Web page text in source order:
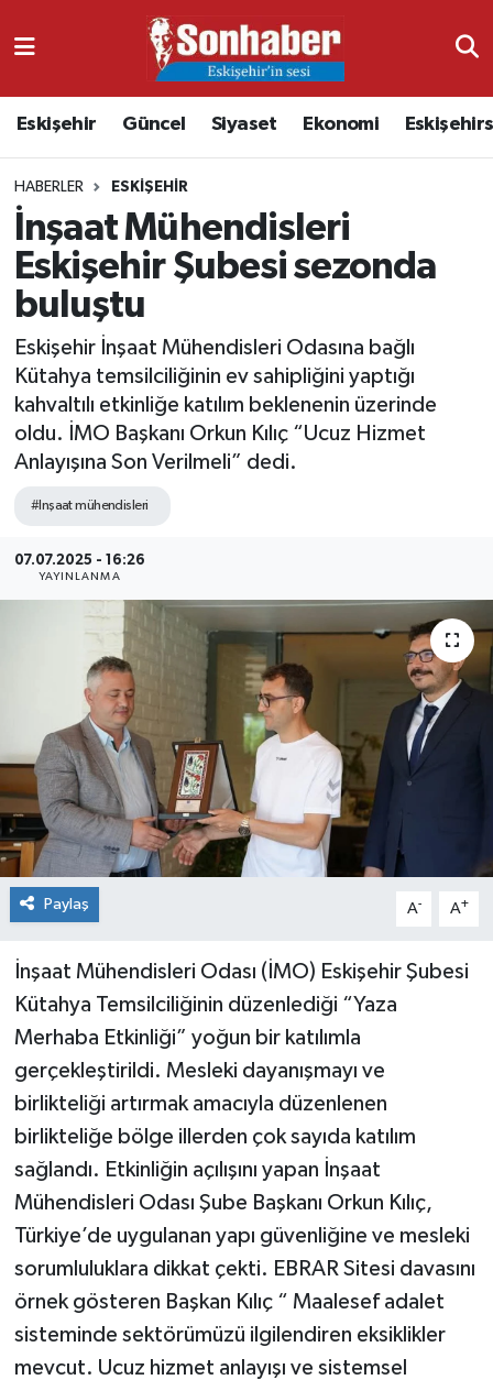
Eskişehir Güncel Siyaset Ekonomi
HABERLER ESKIŞEHIR
İnşaat Mühendisleri
Eskişehir Şubesi sezonda
buluştu
Eskişehir İnşaat Mühendisleri Odasına bağlı
Kütahya temsilciliğinin ev sahipliğini yaptığı
kahvaltılı etkinliğe katılım beklenenin üzerinde
oldu. İMO Başkanı Orkun Kılıç “Ucuz Hizmet
Anlayışına Son Verilmeli” dedi.
#Inşaat mühendisleri
07.07.2025 - 16:26
YAYINLANMA
Paylaş A- A+
İnşaat Mühendisleri Odası (İMO) Eskişehir Şubesi
Kütahya Temsilciliğinin düzenlediği “Yaza
Merhaba Etkinliği” yoğun bir katılımla
gerçekleştirildi. Mesleki dayanışmayı ve
birlikteliği artırmak amacıyla düzenlenen
birlikteliğe bölge illerden çok sayıda katılım
sağlandı. Etkinliğin açılışını yapan İnşaat
Mühendisleri Odası Şube Başkanı Orkun Kılıç,
Türkiye’de uygulanan yapı güvenliğine ve mesleki
sorumluluklara dikkat çekti. EBRAR Sitesi davasını
örnek gösteren Başkan Kılıç “ Maalesef adalet
sisteminde sektörümüzü ilgilendiren eksiklikler
mevcut. Ucuz hizmet anlayışı ve sistemsel
Ekonomi
Güncel
Kültür & Sanat
Magazin
Resmi İlanlar
Sağlık
Nöbetçi Eczaneler
Namaz Vakitleri
Trafik Durumu
Süper Lig Puan Durumu ve Fikstür
Tüm Manşetler
Son Dakika Haberleri
Haber Arşivi